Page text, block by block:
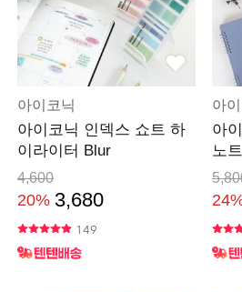
아이코닉
아이코닉 인덱스 쇼트 하
이라이터 Blur
4,600
20% 3,680
149
아
아
노트